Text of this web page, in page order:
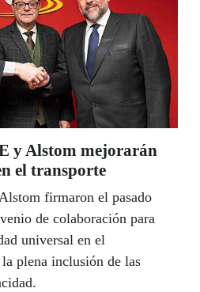
y Alstom mejorarán
el transporte
firmaron el pasado
de colaboración para
universal en el
plena inclusión de las